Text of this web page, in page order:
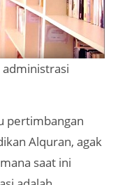
administrasi
pertimbangan
Alquran, agak
saat ini